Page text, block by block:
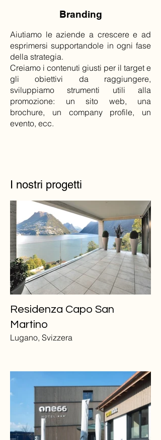
Branding
Aiutiamo le aziende a crescere e ad
esprimersi supportandole in ogni fase
della strategia.
Creiamo i contenuti giusti per il target e
gli obiettivi da raggiungere,
sviluppiamo strumenti utili alla
promozione: un sito web, una
brochure, un company profile, un
evento, ecc.
I nostri progetti
Residenza Capo San
Martino
Lugano, Svizzera